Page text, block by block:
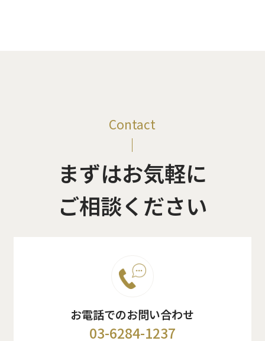
Contact
まずはお気軽に
ご相談ください
お電話でのお問い合わせ
03-6284-1237